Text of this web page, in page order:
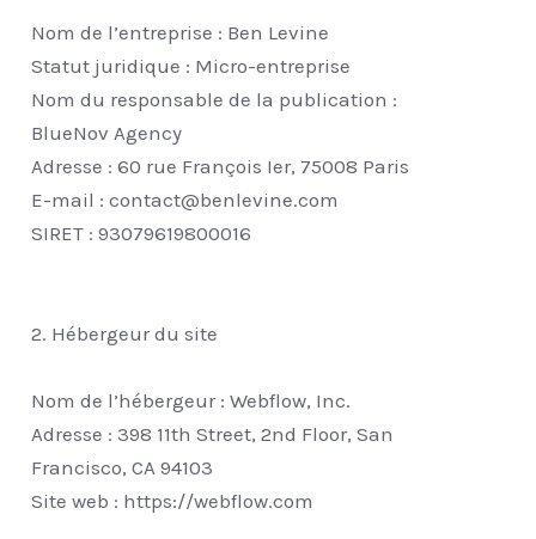
Nom de l’entreprise : Ben Levine
Statut juridique : Micro-entreprise
Nom du responsable de la publication :
BlueNov Agency
Adresse : 60 rue François Ier, 75008 Paris
E-mail : contact@benlevine.com
SIRET : 93079619800016
2. Hébergeur du site
Nom de l’hébergeur : Webflow, Inc.
Adresse : 398 11th Street, 2nd Floor, San
Francisco, CA 94103
Site web : https://webflow.com